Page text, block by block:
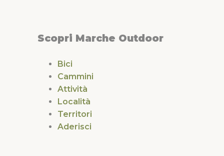
Scopri Marche Outdoor
Bici
Cammini
Attività
Località
Territori
Aderisci